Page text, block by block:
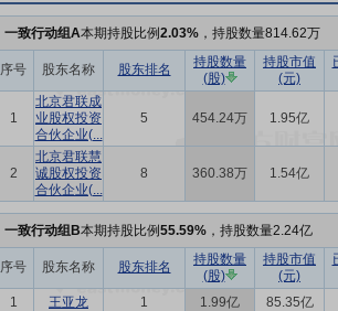
一致行动组A本期持股比例2.03% ，持股数量814.62万
序号 股东名称 股东排名
持股数量
(股)
持股市值
(元)
1
北京君联成
业股权投资
合伙企业(...
5 454.24万 1.95亿
2
北京君联慧
诚股权投资
合伙企业(...
8 360.38万 1.54亿
一致行动组B本期持股比例55.59% ，持股数量2.24亿
序号 股东名称 股东排名
持股数量
(股)
持股市值
(元)
1 王亚龙 1 1.99亿 85.35亿